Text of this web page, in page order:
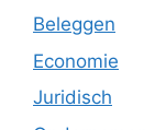
Beleggen
Economie
Juridisch